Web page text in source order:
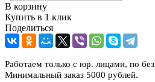
В корзину
Купить в 1 клик
Поделиться
Работаем только с юр. лицами, по
Минимальный заказ 5000 рублей.